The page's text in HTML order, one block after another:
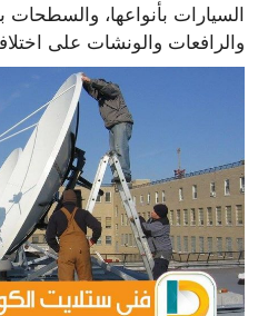
السيارات بأنواعها، والسطحات
والرافعات والونشات على